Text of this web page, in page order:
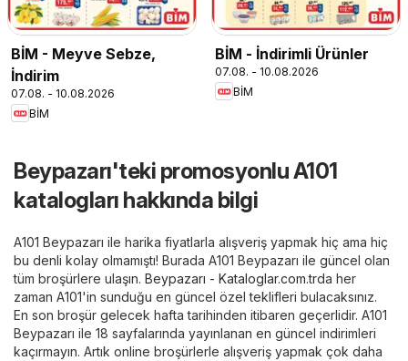
BİM - Meyve Sebze,
İndirim
07.08. - 10.08.2026
BİM
BİM - İndirimli Ürünler
07.08. - 10.08.2026
BİM
Beypazarı'teki promosyonlu A101
katalogları hakkında bilgi
A101 Beypazarı ile harika fiyatlarla alışveriş yapmak hiç ama hiç
bu denli kolay olmamıştı! Burada A101 Beypazarı ile güncel olan
tüm broşürlere ulaşın. Beypazarı - Kataloglar.com.trda her
zaman A101'in sunduğu en güncel özel teklifleri bulacaksınız.
En son broşür gelecek hafta tarihinden itibaren geçerlidir. A101
Beypazarı ile 18 sayfalarında yayınlanan en güncel indirimleri
kaçırmayın. Artık online broşürlerle alışveriş yapmak çok daha